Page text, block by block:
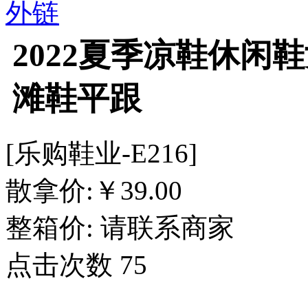
外链
2022夏季凉鞋休闲
滩鞋平跟
[乐购鞋业-E216]
散拿价: ￥ 39.00
整箱价: 请联系商家
点击次数 75